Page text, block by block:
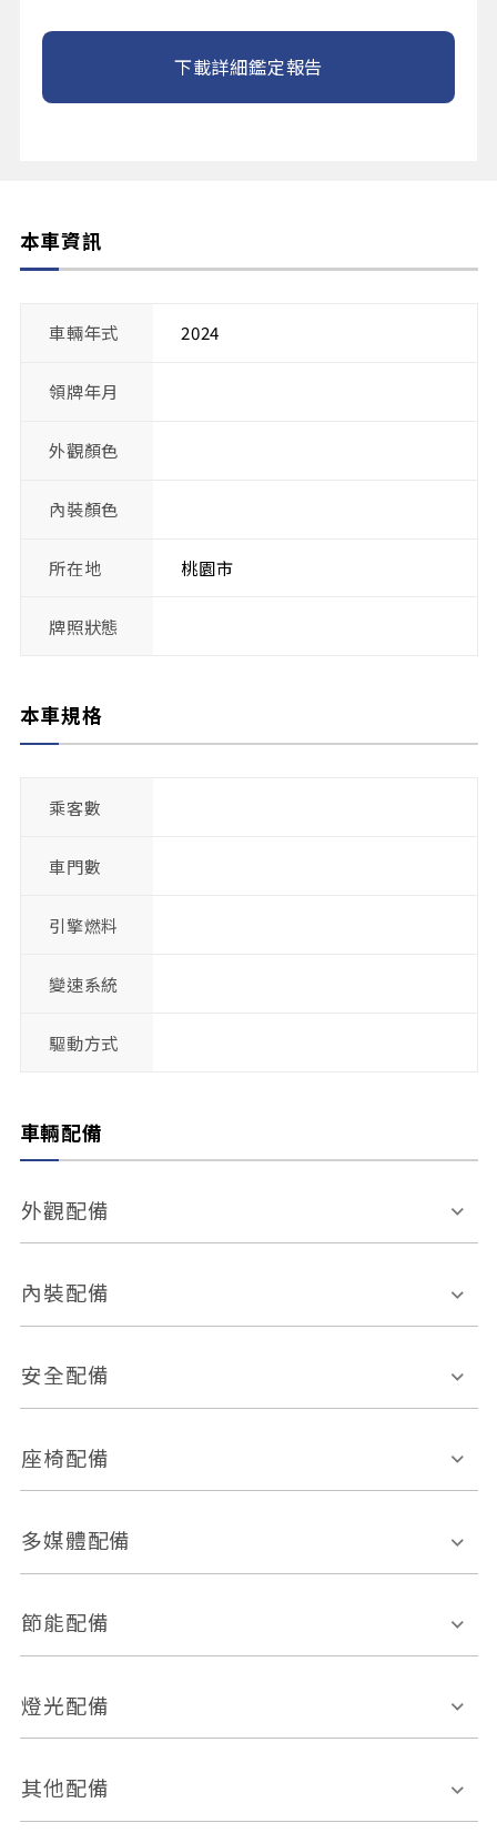
下載詳細鑑定報告
本車資訊
車輛年式 2024
領牌年月
外觀顏色
內裝顏色
所在地 桃園市
牌照狀態
本車規格
乘客數
車門數
引擎燃料
變速系統
驅動方式
車輛配備
外觀配備
電動天窗
後視鏡方向指示燈
內裝配備
多功能方向盤
恆溫空調
安全配備
前座正面氣囊
ABS防鎖死
車道偏離警示
自動停車系統 盲點偵測系統
倒車雷達
座椅配備
皮椅
多媒體配備
外部音源接入
節能配備
引擎啟閉系統
燈光配備
感應頭燈
其他配備